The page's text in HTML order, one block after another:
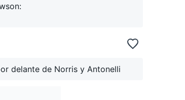
delante de Norris y Antonelli